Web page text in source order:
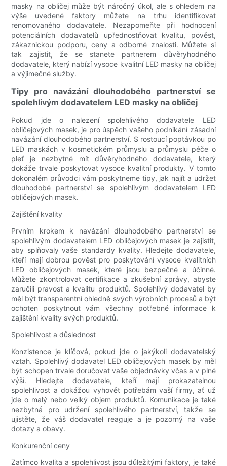
masky na obličej může být náročný úkol, ale s ohledem na
výše uvedené faktory můžete na trhu identifikovat
renomovaného dodavatele. Nezapomeňte při hodnocení
potenciálních dodavatelů upřednostňovat kvalitu, pověst,
zákaznickou podporu, ceny a odborné znalosti. Můžete si
tak zajistit, že se stanete partnerem důvěryhodného
dodavatele, který nabízí vysoce kvalitní LED masky na obličej
a výjimečné služby.
Tipy pro navázání dlouhodobého partnerství se
spolehlivým dodavatelem LED masky na obličej
Pokud jde o nalezení spolehlivého dodavatele LED
obličejových masek, je pro úspěch vašeho podnikání zásadní
navázání dlouhodobého partnerství. S rostoucí poptávkou po
LED maskách v kosmetickém průmyslu a průmyslu péče o
pleť je nezbytné mít důvěryhodného dodavatele, který
dokáže trvale poskytovat vysoce kvalitní produkty. V tomto
dokonalém průvodci vám poskytneme tipy, jak najít a udržet
dlouhodobé partnerství se spolehlivým dodavatelem LED
obličejových masek.
Zajištění kvality
Prvním krokem k navázání dlouhodobého partnerství se
spolehlivým dodavatelem LED obličejových masek je zajistit,
aby splňovaly vaše standardy kvality. Hledejte dodavatele,
kteří mají dobrou pověst pro poskytování vysoce kvalitních
LED obličejových masek, které jsou bezpečné a účinné.
Můžete zkontrolovat certifikace a zkušební zprávy, abyste
zaručili pravost a kvalitu produktů. Spolehlivý dodavatel by
měl být transparentní ohledně svých výrobních procesů a být
ochoten poskytnout vám všechny potřebné informace k
zajištění kvality svých produktů.
Spolehlivost a důslednost
Konzistence je klíčová, pokud jde o jakýkoli dodavatelský
vztah. Spolehlivý dodavatel LED obličejových masek by měl
být schopen trvale doručovat vaše objednávky včas a v plné
výši. Hledejte dodavatele, kteří mají prokazatelnou
spolehlivost a dokážou vyhovět potřebám vaší firmy, ať už
jde o malý nebo velký objem produktů. Komunikace je také
nezbytná pro udržení spolehlivého partnerství, takže se
ujistěte, že váš dodavatel reaguje a je pozorný na vaše
dotazy a obavy.
Konkurenční ceny
Zatímco kvalita a spolehlivost jsou důležitými faktory, je také